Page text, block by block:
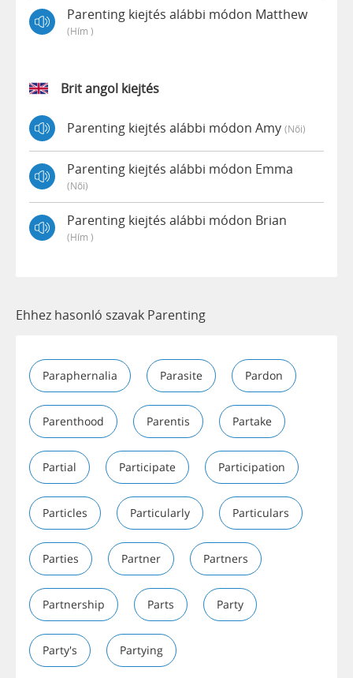
Parenting kiejtés alábbi módon Matthew
(hím )
Brit angol kiejtés
Parenting kiejtés alábbi módon Amy (női)
Parenting kiejtés alábbi módon Emma
(női)
Parenting kiejtés alábbi módon Brian
(hím )
Ehhez hasonló szavak Parenting
Paraphernalia Parasite Pardon
Parenthood Parentis Partake
Partial Participate Participation
Particles Particularly Particulars
Parties Partner Partners
Partnership Parts Party
Party's Partying